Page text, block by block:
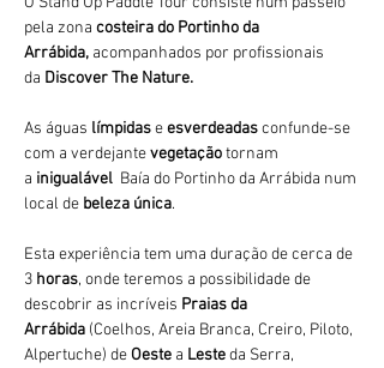
pela zona costeira do Portinho da
Arrábida, acompanhados por profissionais
da Discover The Nature.
As águas límpidas e esverdeadas confunde-se
com a verdejante vegetação tornam
a inigualável Baía do Portinho da Arrábida num
local de beleza única.
Esta experiência tem uma duração de cerca de
3 horas, onde teremos a possibilidade de
descobrir as incríveis Praias da
Arrábida (Coelhos, Areia Branca, Creiro, Piloto,
Alpertuche) de Oeste a Leste da Serra,